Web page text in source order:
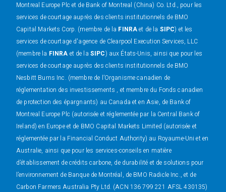
Montreal Europe Plc et de Bank of Montreal (China) Co. Ltd., pour les
services de courtage auprès des clients institutionnels de BMO
Capital Markets Corp. (membre de la FINRAet de la SIPC) et les
services de courtage d'agence de Clearpool Execution Services, LLC
(membre la FINRA et de la SIPC) aux États-Unis, ainsi que pour les
services de courtage auprès des clients institutionnels de BMO
Nesbitt Burns Inc. (membre de l’Organisme canadien de
réglementation des investissements , et membre du Fonds canadien
de protection des épargnants) au Canada et en Asie, de Bank of
Montreal Europe Plc (autorisée et réglementée par la Central Bank of
Ireland) en Europe et de BMO Capital Markets Limited (autorisée et
réglementée par la Financial Conduct Authority) au Royaume-Uni et en
Australie, ainsi que pour les services-conseils en matière
d’établissement de crédits carbone, de durabilité et de solutions pour
l’environnement de Banque de Montréal, de BMO Radicle Inc., et de
Carbon Farmers Australia Pty Ltd. (ACN 136 799 221 AFSL 430135)